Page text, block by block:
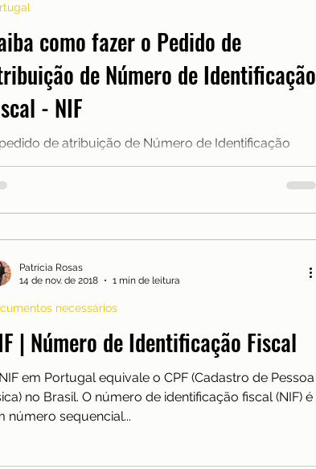
Energia
Morar em Lisboa Notícias
Serra da Estrela
como fazer o Pedido de
de Número de Identificação
- NIF
de atribuição de Número de Identificação
(NIF) é um serviço que permite o registo de um
residente ou não em território nacional, na
singular, atribuindo-lhe um número construído
de um algoritmo.
| Número de Identificação Fiscal
em Portugal equivale o CPF (Cadastro de Pessoa
no Brasil. O número de identificação fiscal (NIF) é
número sequencial...
necessários
Patrícia Rosas
14 de nov. de 2018
1 min de leitura